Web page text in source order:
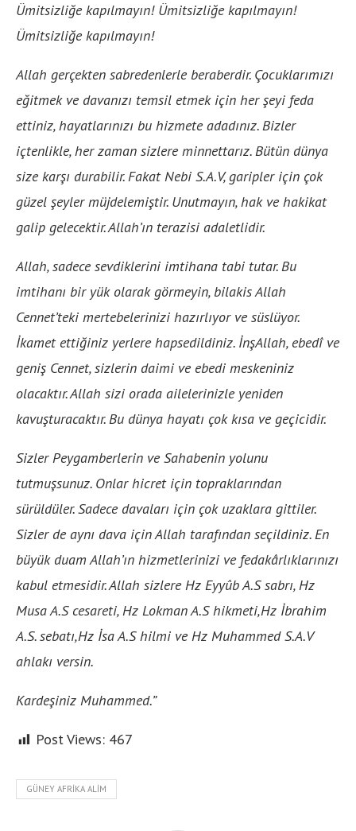
Ümitsizliğe kapılmayın! Ümitsizliğe kapılmayın!
Ümitsizliğe kapılmayın!
Allah gerçekten sabredenlerle beraberdir. Çocuklarımızı
eğitmek ve davanızı temsil etmek için her şeyi feda
ettiniz, hayatlarınızı bu hizmete adadınız. Bizler
içtenlikle, her zaman sizlere minnettarız. Bütün dünya
size karşı durabilir. Fakat Nebi S.A.V, garipler için çok
güzel şeyler müjdelemiştir. Unutmayın, hak ve hakikat
galip gelecektir. Allah’ın terazisi adaletlidir.
Allah, sadece sevdiklerini imtihana tabi tutar. Bu
imtihanı bir yük olarak görmeyin, bilakis Allah
Cennet’teki mertebelerinizi hazırlıyor ve süslüyor.
İkamet ettiğiniz yerlere hapsedildiniz. İnşAllah, ebedî ve
geniş Cennet, sizlerin daimi ve ebedi meskeniniz
olacaktır. Allah sizi orada ailelerinizle yeniden
kavuşturacaktır. Bu dünya hayatı çok kısa ve geçicidir.
Sizler Peygamberlerin ve Sahabenin yolunu
tutmuşsunuz. Onlar hicret için topraklarından
sürüldüler. Sadece davaları için çok uzaklara gittiler.
Sizler de aynı dava için Allah tarafından seçildiniz. En
büyük duam Allah’ın hizmetlerinizi ve fedakârlıklarınızı
kabul etmesidir. Allah sizlere Hz Eyyûb A.S sabrı, Hz
Musa A.S cesareti, Hz Lokman A.S hikmeti,Hz İbrahim
A.S. sebatı,Hz İsa A.S hilmi ve Hz Muhammed S.A.V
ahlakı versin.
Kardeşiniz Muhammed.”
Post Views: 467
GÜNEY AFRIKA ALIM